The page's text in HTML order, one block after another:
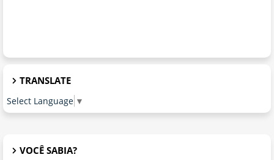
TRANSLATE
Select Language ▼
VOCÊ SABIA?